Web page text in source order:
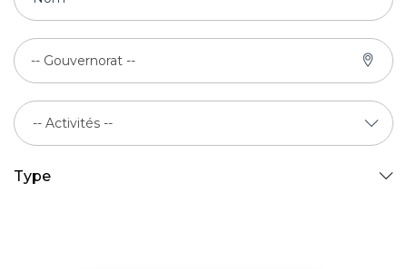
-- Gouvernorat --
Type